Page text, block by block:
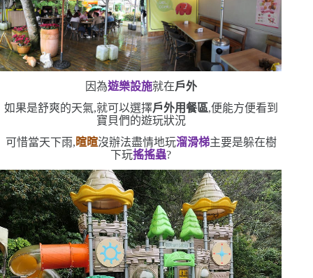
因為遊樂設施就在戶外
如果是舒爽的天氣,就可以選擇戶外用餐區,便能方便看到
寶貝們的遊玩狀況
可惜當天下雨, 暄暄沒辦法盡情地玩溜滑梯主要是躲在樹
下玩搖搖蟲?